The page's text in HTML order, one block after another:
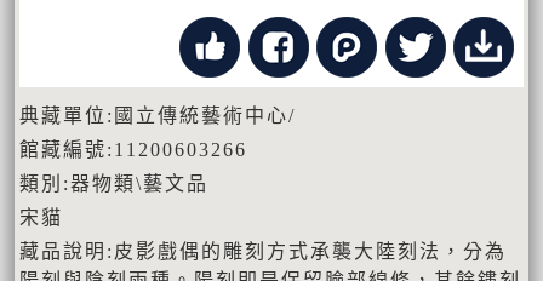
典藏單位:國立傳統藝術中心/
館藏編號:11200603266
類別:器物類\藝文品
宋貓
藏品說明:皮影戲偶的雕刻方式承襲大陸刻法，分為